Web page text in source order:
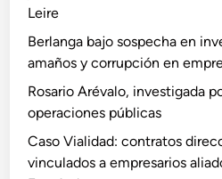
Leire
Berlanga bajo sospecha en
amaños y corrupción en
Rosario Arévalo, investigada
operaciones públicas
Caso Vialidad: contratos
vinculados a empresarios